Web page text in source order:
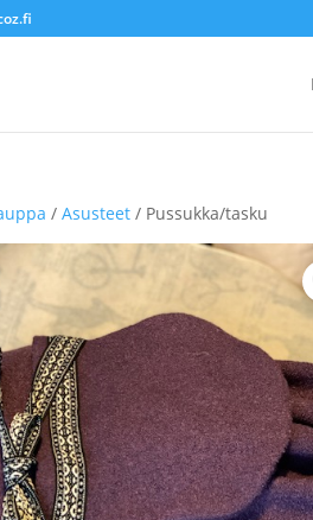
/Asusteet / Pussukka/tasku